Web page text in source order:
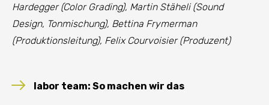
Hardegger (Color Grading), Martin Stäheli (Sound
Design, Tonmischung), Bettina Frymerman
(Produktionsleitung), Felix Courvoisier (Produzent)
labor team: So machen wir das